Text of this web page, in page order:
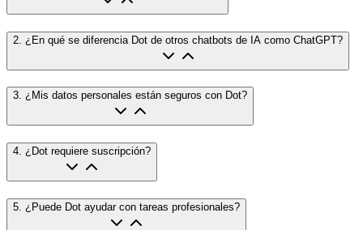
2 ¿En qué se diferencia Dot de otros chatbots de IA como ChatGPT?
3. ¿Mis datos personales están seguros con Dot?
4. ¿Dot requiere suscripción?
5 ¿Puede Dot ayudar con tareas profesionales?